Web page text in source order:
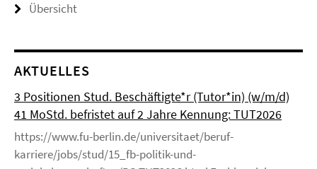
Übersicht
AKTUELLES
3 Positionen Stud. Beschäftigte*r (Tutor*in) (w/m/d)
41 MoStd. befristet auf 2 Jahre Kennung: TUT2026
https://www.fu-berlin.de/universitaet/beruf-
karriere/jobs/stud/15_fb-politik-und-